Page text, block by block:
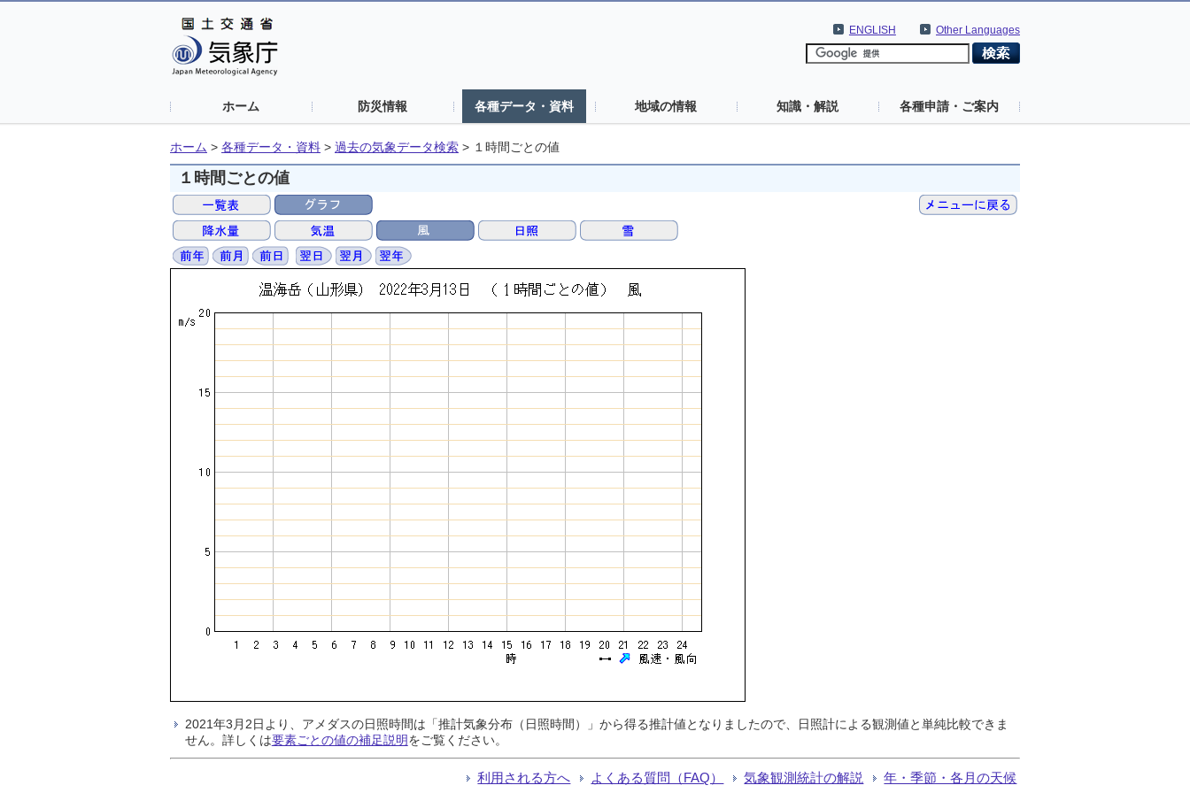
Other Languages
ENGLISH
ホーム 防災情報 各種データ・資料 地域の情報 知識・解説 各種申請・ご案内
ホーム > 各種データ・資料 > 過去の気象データ検索 > １時間ごとの値
１時間ごとの値
2021年3月2日より、アメダスの日照時間は「推計気象分布（日照時間）」から得る推計値となりましたので、日照計による観測値と単純比較できま
せん。詳しくは要素ごとの値の補足説明をご覧ください。
利用される方へ よくある質問（FAQ） 気象観測統計の解説 年・季節・各月の天候